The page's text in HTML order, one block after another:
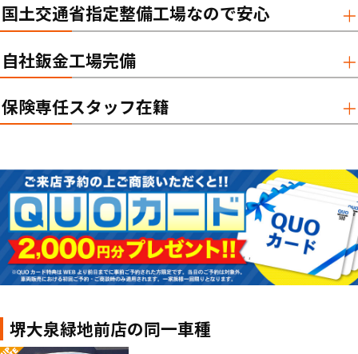
国土交通省指定整備工場なので安心
自社鈑金工場完備
保険専任スタッフ在籍
堺大泉緑地前店の同一車種